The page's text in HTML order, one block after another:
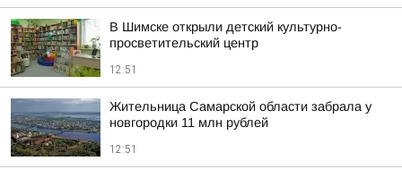
В Шимске открыли детский культурно-
просветительский центр
12:51
Жительница Самарской области забрала у
новгородки 11 млн рублей
12:51